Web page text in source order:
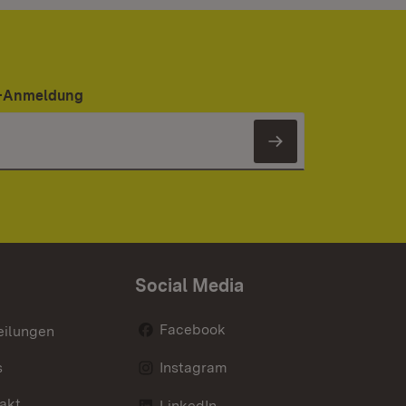
Newsletter
Social Media
Facebook
Instagram